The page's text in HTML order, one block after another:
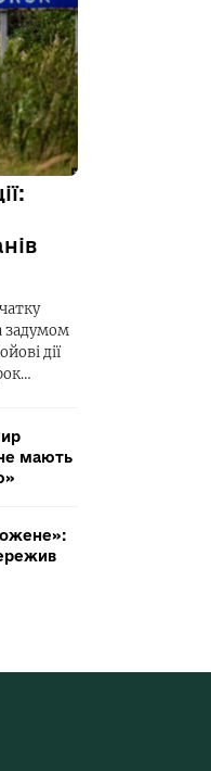
задумом
дії
мають